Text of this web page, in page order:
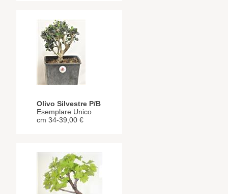
Olivo Silvestre P/B
Esemplare Unico
cm 34-39,00 €